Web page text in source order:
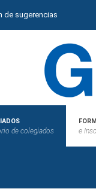
de sugerencias
de colegiados e